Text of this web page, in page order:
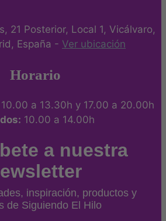
21 Posterior, Local 1, Vicálvaro,
España - Ver ubicación
Horario
10.00 a 13.30h y 17.00 a 20.00h
10.00 a 14.00h
a nuestra
inspiración, productos y
de Siguiendo El Hilo